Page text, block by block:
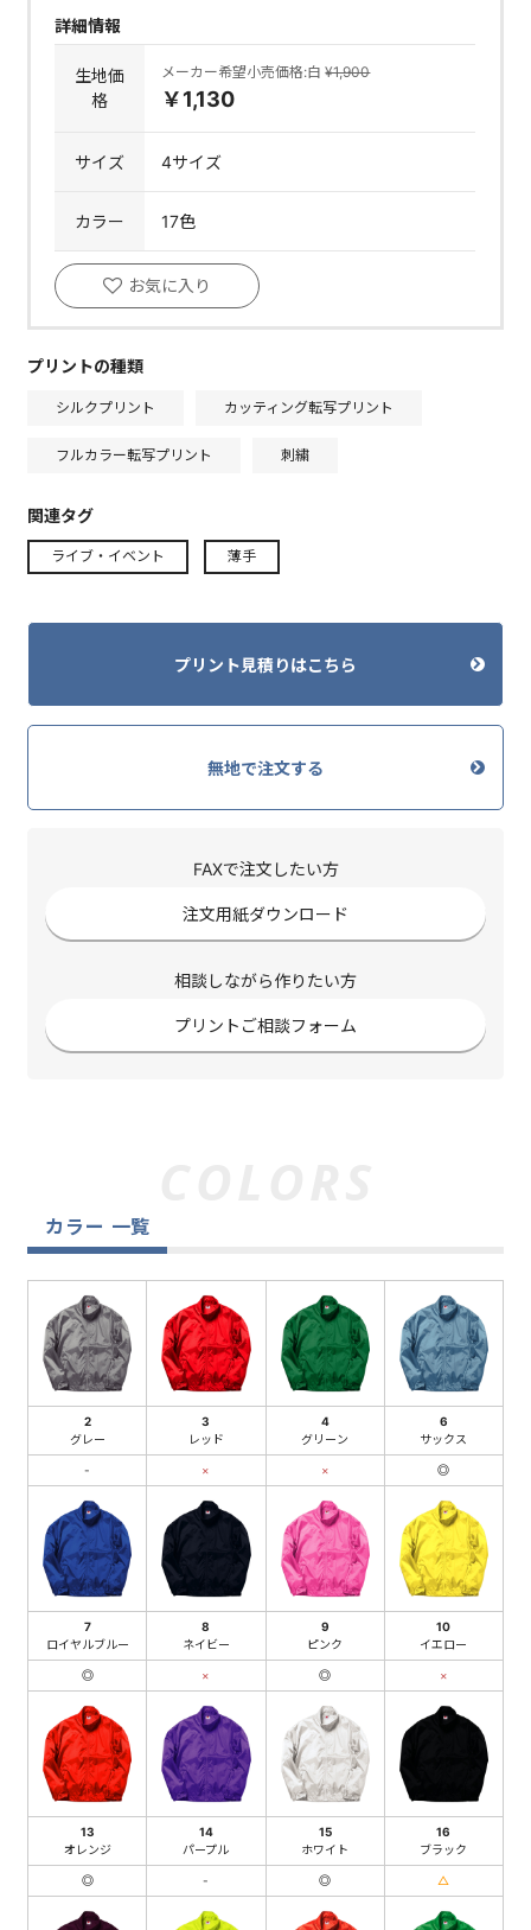
詳細情報
生地価
格
メーカー希望小売価格:白¥1,900
￥1,130
サイズ 4サイズ
カラー 17色
お気に入り
プリントの種類
シルクプリント カッティング転写プリント
フルカラー転写プリント 刺繍
関連タグ
ライブ・イベント 薄手
プリント見積りはこちら
無地で注文する
FAXで注文したい方
注文用紙ダウンロード
相談しながら作りたい方
プリントご相談フォーム
カラー 一覧
2
グレー
-
3
レッド
×
4
グリーン
×
6
サックス
◎
7
ロイヤルブルー
◎
8
ネイビー
×
9
ピンク
◎
10
イエロー
×
13
オレンジ
◎
14
パープル
-
15
ホワイト
◎
16
ブラック
△